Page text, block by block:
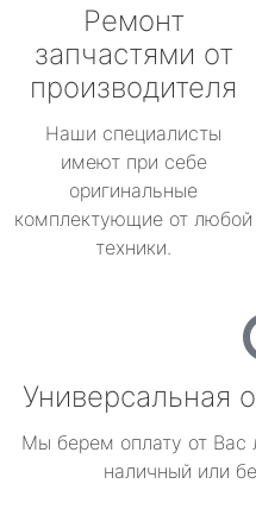
Ремонт
запчастями от
производителя
Наши специалисты
имеют при себе
оригинальные
комплектующие от любой
техники.
Универсальная
Мы берем оплату от
наличный или